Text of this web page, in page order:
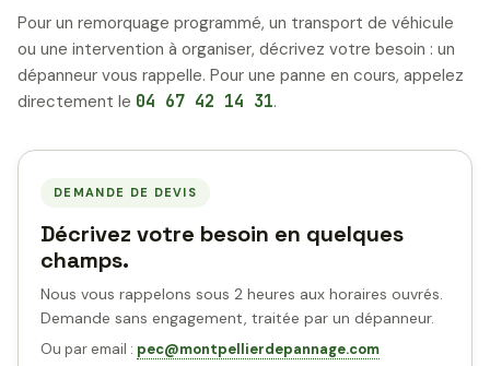
Pour un remorquage programmé, un transport de véhicule
ou une intervention à organiser, décrivez votre besoin : un
dépanneur vous rappelle. Pour une panne en cours, appelez
directement le 04 67 42 14 31.
DEMANDE DE DEVIS
Décrivez votre besoin en quelques
champs.
Nous vous rappelons sous 2 heures aux horaires ouvrés.
Demande sans engagement, traitée par un dépanneur.
Ou par email : pec@montpellierdepannage.com